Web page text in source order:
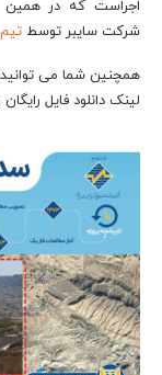
اجراست که در همین
شرکت سایبر توسط
همچنین شما می توانید
لینک دانلود فایل رایگان